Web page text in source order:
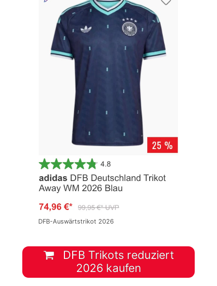
DFB-Auswärtstrikot 2026
DFB Trikots reduziert
2026 kaufen